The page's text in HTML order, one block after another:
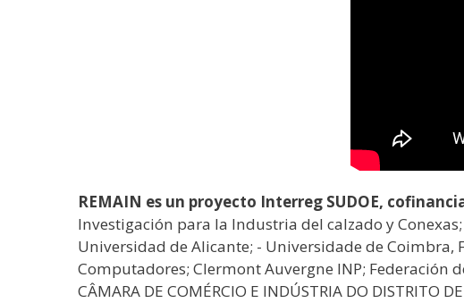
REMAIN es un proyecto Interreg SUDOE,
Investigación para la Industria del calzado y
Universidad de Alicante; - Universidade de Coimbra,
Computadores; Clermont Auvergne INP; Federación
CÂMARA DE COMÉRCIO E INDÚSTRIA DO DISTRITO